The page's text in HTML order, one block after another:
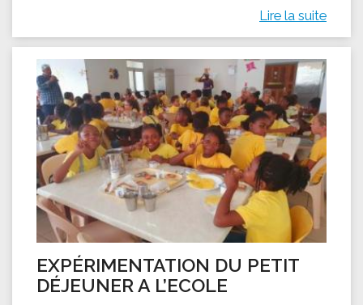
Lire la suite
EXPÉRIMENTATION DU PETIT
DÉJEUNER A L’ECOLE